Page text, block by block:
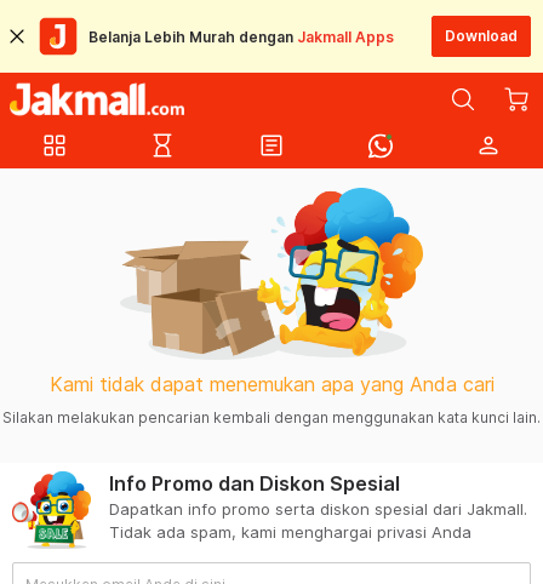
Belanja Lebih Murah dengan Jakmall Apps Download
grid_view hourglass_empty article person
Kami tidak dapat menemukan apa yang Anda cari
Silakan melakukan pencarian kembali dengan menggunakan kata kunci lain.
Info Promo dan Diskon Spesial
Dapatkan info promo serta diskon spesial dari Jakmall.
Tidak ada spam, kami menghargai privasi Anda